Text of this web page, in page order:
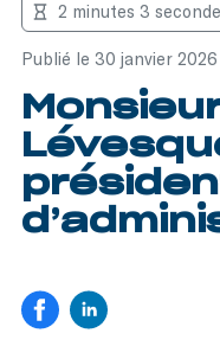
Publié le 30 janvier 2026
2 minutes 3